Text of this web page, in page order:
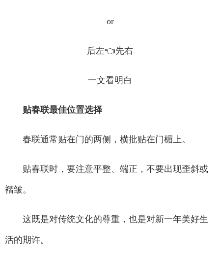
or
后左👈先右
一文看明白
贴春联最佳位置选择
春联通常贴在门的两侧，横批贴在门楣上。
贴春联时，要注意平整、端正，不要出现歪斜或
褶皱。
这既是对传统文化的尊重，也是对新一年美好生
活的期许。